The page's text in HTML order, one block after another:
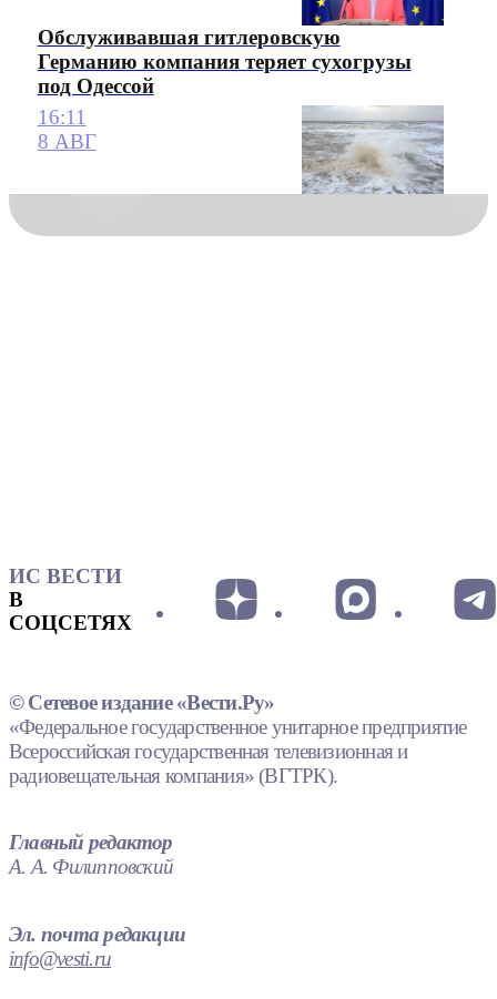
Обслуживавшая гитлеровскую
Германию компания теряет сухогрузы
под Одессой
16:11
8 АВГ
ИС ВЕСТИ
В
СОЦСЕТЯХ
© Сетевое издание «Вести.Ру»
«Федеральное государственное унитарное предприятие
Всероссийская государственная телевизионная и
радиовещательная компания» (ВГТРК).
Главный редактор
А. А. Филипповский
Эл. почта редакции
info@vesti.ru